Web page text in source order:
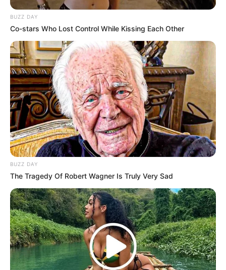
Sherina Munaf
BUZZ DAY
Co-stars Who Lost Control While Kissing Each Other
BUZZ DAY
The Tragedy Of Robert Wagner Is Truly Very Sad